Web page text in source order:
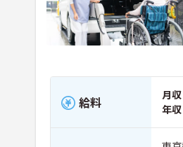
給料 月収
年収